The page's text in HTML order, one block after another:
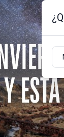
Empresas